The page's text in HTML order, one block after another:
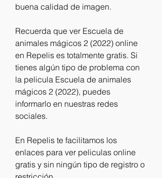
buena calidad de imagen.
Recuerda que ver Escuela de
animales mágicos 2 (2022) online
en Repelis es totalmente gratis. Si
tienes algún tipo de problema con
la pelicula Escuela de animales
mágicos 2 (2022), puedes
informarlo en nuestras redes
sociales.
En Repelis te facilitamos los
enlaces para ver peliculas online
gratis y sin ningún tipo de registro o